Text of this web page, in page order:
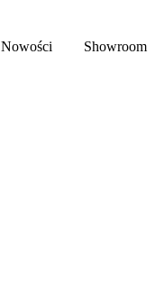
Nowości Showroom